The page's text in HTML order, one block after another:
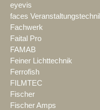
eyevis
faces
Fachwerk
Faital Pro
FAMAB
Feiner Lichttechnik
Ferrofish
FILMTEC
Fischer
Fischer Amps